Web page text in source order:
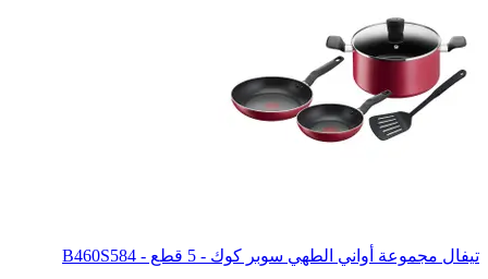
تيفال مجموعة أواني الطهي سوبر كوك - 5 قطع - B460S584